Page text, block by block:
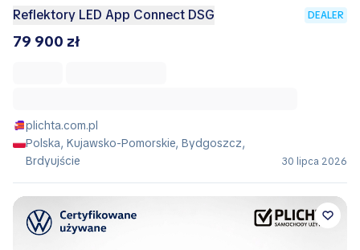
Reflektory LED App Connect DSG DEALER
79 900 zł
plichta.com.pl
Polska, Kujawsko-Pomorskie, Bydgoszcz,
Brdyujście
30 lipca 2026